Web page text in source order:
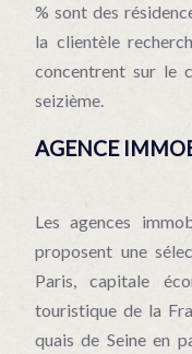
% sont des
la clientèle
concentrent sur le
seizième.
AGENCE
Les agences
proposent une
Paris, capitale
touristique de la
quais de Seine en